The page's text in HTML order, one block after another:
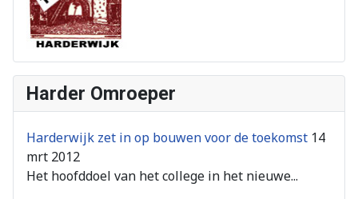
Harder Omroeper
Harderwijk zet in op bouwen voor de toekomst 14
mrt 2012
Het hoofddoel van het college in het nieuwe...